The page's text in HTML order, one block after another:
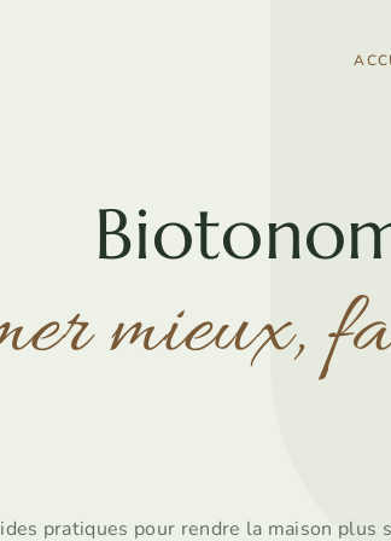
mieux,
pratiques pour rendre la maison plus